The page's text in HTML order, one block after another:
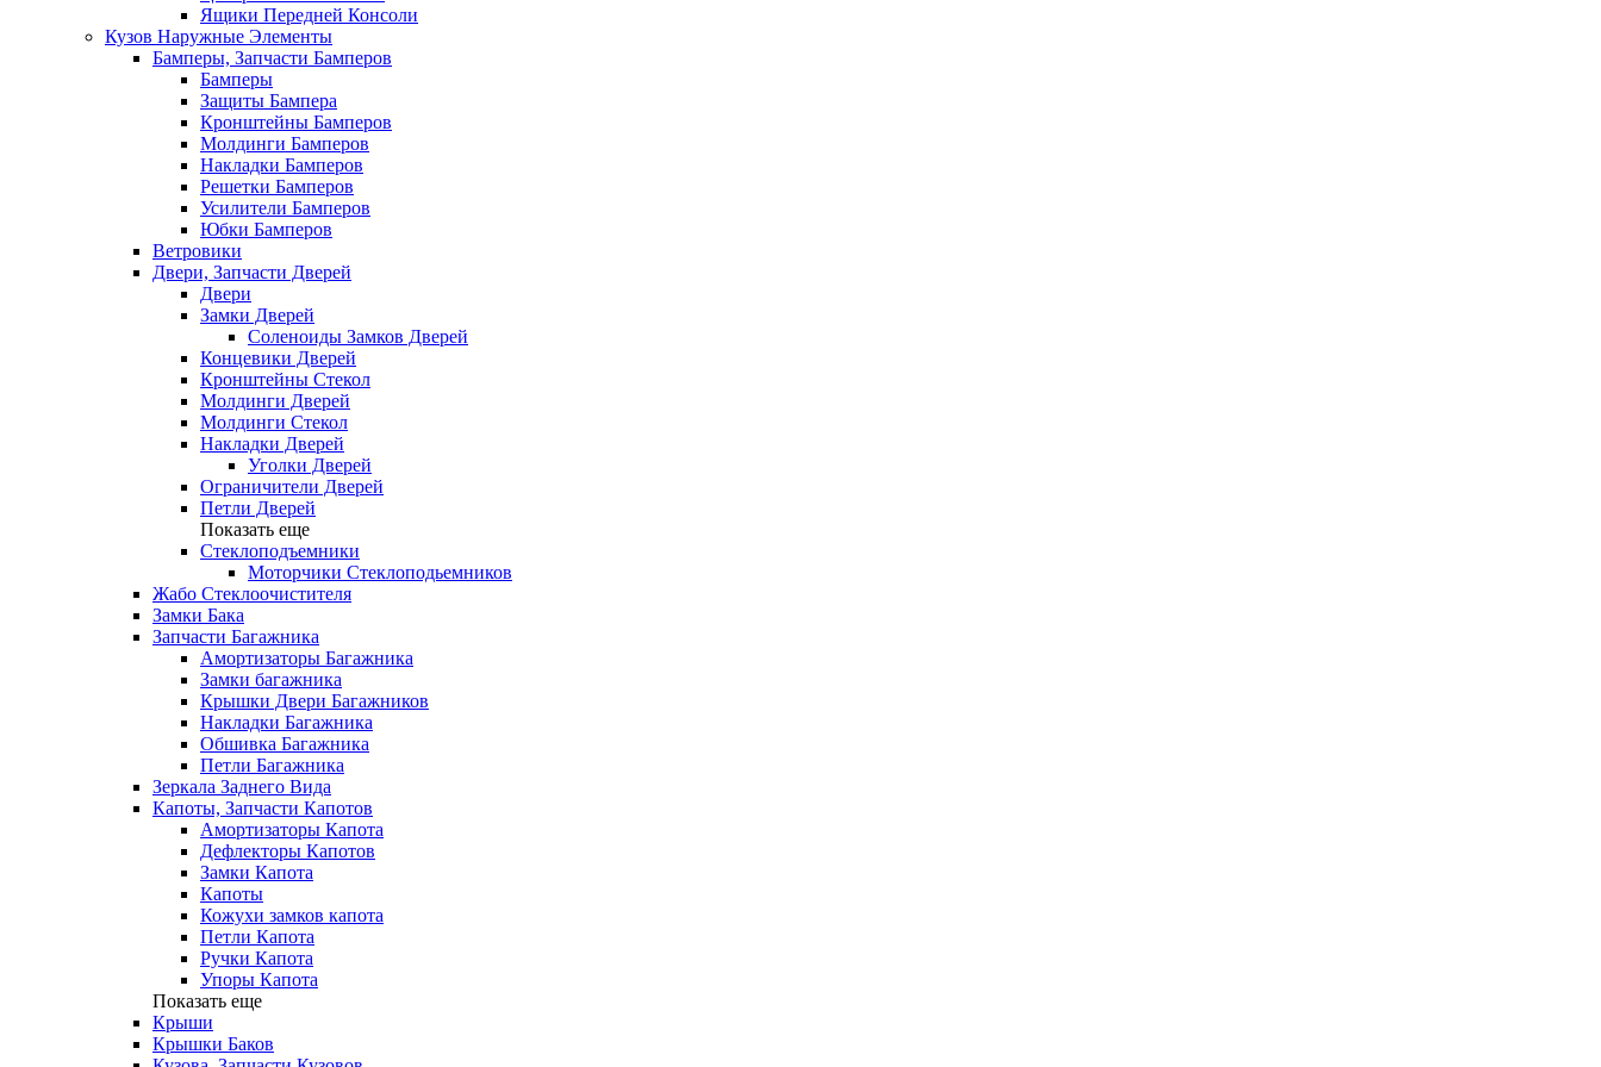
Ящики Передней Консоли
Кузов Наружные Элементы
Бамперы, Запчасти Бамперов
Бамперы
Защиты Бампера
Кронштейны Бамперов
Молдинги Бамперов
Накладки Бамперов
Решетки Бамперов
Усилители Бамперов
Юбки Бамперов
Ветровики
Двери, Запчасти Дверей
Двери
Замки Дверей
Соленоиды Замков Дверей
Концевики Дверей
Кронштейны Стекол
Молдинги Дверей
Молдинги Стекол
Накладки Дверей
Уголки Дверей
Ограничители Дверей
Петли Дверей
Показать еще
Стеклоподъемники
Моторчики Стеклоподьемников
Жабо Стеклоочистителя
Замки Бака
Запчасти Багажника
Амортизаторы Багажника
Замки багажника
Крышки Двери Багажников
Накладки Багажника
Обшивка Багажника
Петли Багажника
Зеркала Заднего Вида
Капоты, Запчасти Капотов
Амортизаторы Капота
Дефлекторы Капотов
Замки Капота
Капоты
Кожухи замков капота
Петли Капота
Ручки Капота
Упоры Капота
Показать еще
Крыши
Крышки Баков